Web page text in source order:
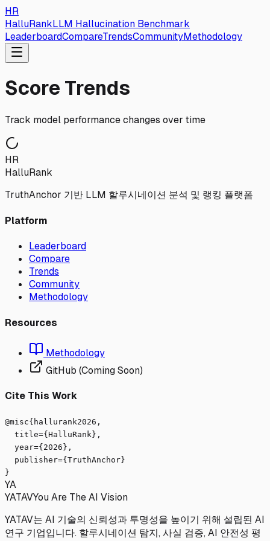
HR
HalluRankLLM Hallucination Benchmark
LeaderboardCompareTrendsCommunityMethodology
Score Trends
Track model performance changes over time
HR
HalluRank
TruthAnchor 기반 LLM 할루시네이션 분석 및 랭킹 플랫폼
Platform
Leaderboard
Compare
Trends
Community
Methodology
Resources
Methodology
GitHub (Coming Soon)
Cite This Work
@misc{hallurank2026,
title={HalluRank},
year={2026},
publisher={TruthAnchor}
}
YA
YATAVYou Are The AI Vision
YATAV는 AI 기술의 신뢰성과 투명성을 높이기 위해 설립된 AI
연구 기업입니다. 할루시네이션 탐지, 사실 검증, AI 안전성 평